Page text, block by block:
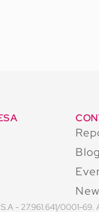
Blog
- 27.961.641/0001-69.